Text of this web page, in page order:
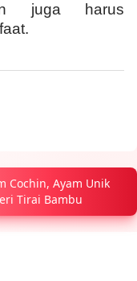
juga harus
Cochin, Ayam Unik
Tirai Bambu